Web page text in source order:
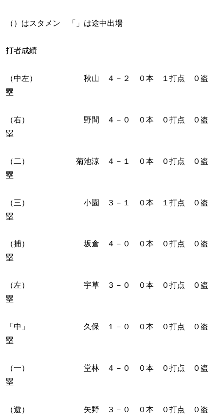
（）はスタメン 「」は途中出場
打者成績
（中左） 秋山 ４－２ ０本 １打点 ０盗
塁
（右） 野間 ４－０ ０本 ０打点 ０盗
塁
（二） 菊池涼 ４－１ ０本 ０打点 ０盗
塁
（三） 小園 ３－１ ０本 １打点 ０盗
塁
（捕） 坂倉 ４－０ ０本 ０打点 ０盗
塁
（左） 宇草 ３－０ ０本 ０打点 ０盗
塁
「中」 久保 １－０ ０本 ０打点 ０盗
塁
（一） 堂林 ４－０ ０本 ０打点 ０盗
塁
（遊） 矢野 ３－０ ０本 ０打点 ０盗